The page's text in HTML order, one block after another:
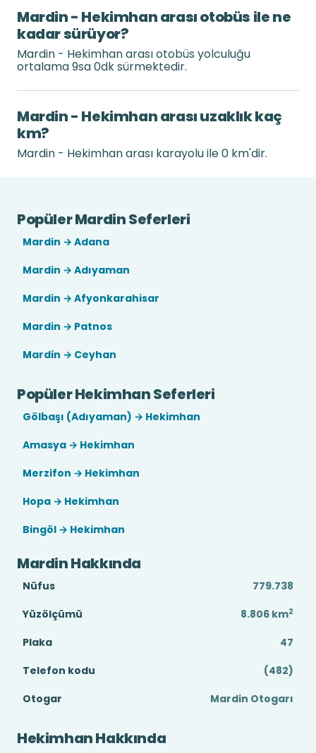
Mardin - Hekimhan arası otobüs ile ne
kadar sürüyor?
Mardin - Hekimhan arası otobüs yolculuğu
ortalama 9sa 0dk sürmektedir.
Mardin - Hekimhan arası uzaklık kaç
km?
Mardin - Hekimhan arası karayolu ile 0 km'dir.
Popüler Mardin Seferleri
Mardin → Adana
Mardin → Adıyaman
Mardin → Afyonkarahisar
Mardin → Patnos
Mardin → Ceyhan
Popüler Hekimhan Seferleri
Gölbaşı (Adıyaman) → Hekimhan
Amasya → Hekimhan
Merzifon → Hekimhan
Hopa → Hekimhan
Bingöl → Hekimhan
Mardin Hakkında
Nüfus
779.738
Yüzölçümü
8.806 km2
Plaka
47
Telefon kodu
(482)
Otogar
Mardin Otogarı
Hekimhan Hakkında